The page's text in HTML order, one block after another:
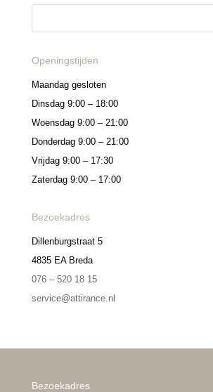
Openingstijden
Maandag gesloten
Dinsdag 9:00 – 18:00
Woensdag 9:00 – 21:00
Donderdag 9:00 – 21:00
Vrijdag 9:00 – 17:30
Zaterdag 9:00 – 17:00
Bezoekadres
Dillenburgstraat 5
4835 EA Breda
076 – 520 18 15
service@attirance.nl
Bezoekadres